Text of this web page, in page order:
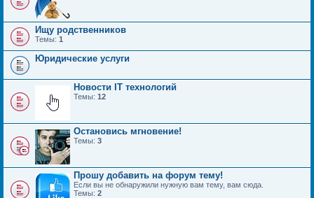
Ищу родственников
Темы: 1
Юридические услуги
Новости IT технологий
Темы: 12
Остановись мгновение!
Темы: 3
Прошу добавить на форум тему!
Если вы не обнаружили нужную вам тему, вам сюда.
Темы: 2